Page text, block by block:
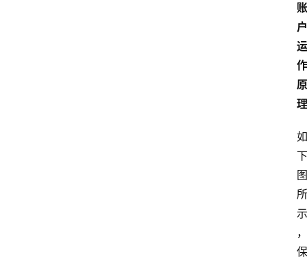
账
户
运
作
原
理
如
下
图
所
示
，
保